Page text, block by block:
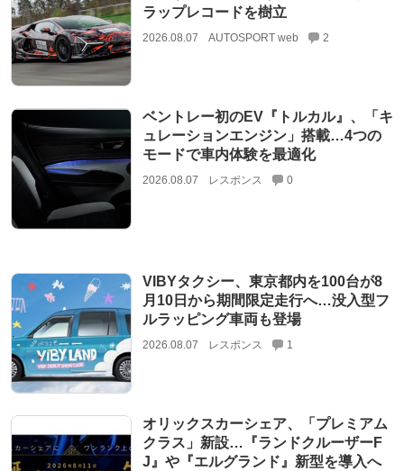
ラップレコードを樹立
2026.08.07 AUTOSPORT web 2
ベントレー初のEV『トルカル』、「キ
ュレーションエンジン」搭載…4つの
モードで車内体験を最適化
2026.08.07 レスポンス 0
VIBYタクシー、東京都内を100台が8
月10日から期間限定走行へ…没入型フ
ルラッピング車両も登場
2026.08.07 レスポンス 1
オリックスカーシェア、「プレミアム
クラス」新設…『ランドクルーザーF
J』や『エルグランド』新型を導入へ